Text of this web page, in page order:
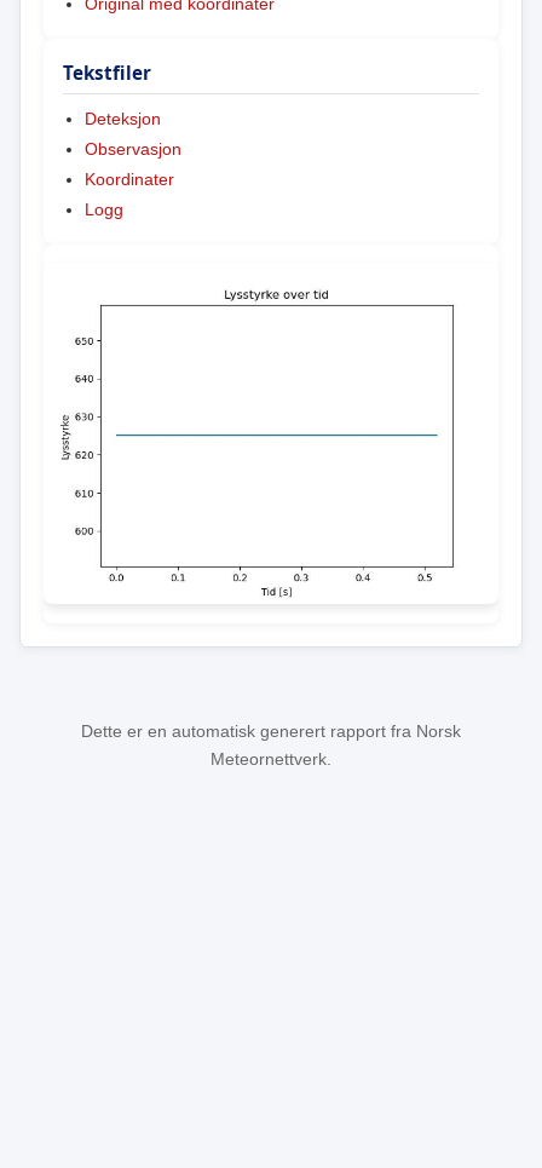
Original med koordinater
Tekstfiler
Deteksjon
Observasjon
Koordinater
Logg
Dette er en automatisk generert rapport fra Norsk
Meteornettverk.